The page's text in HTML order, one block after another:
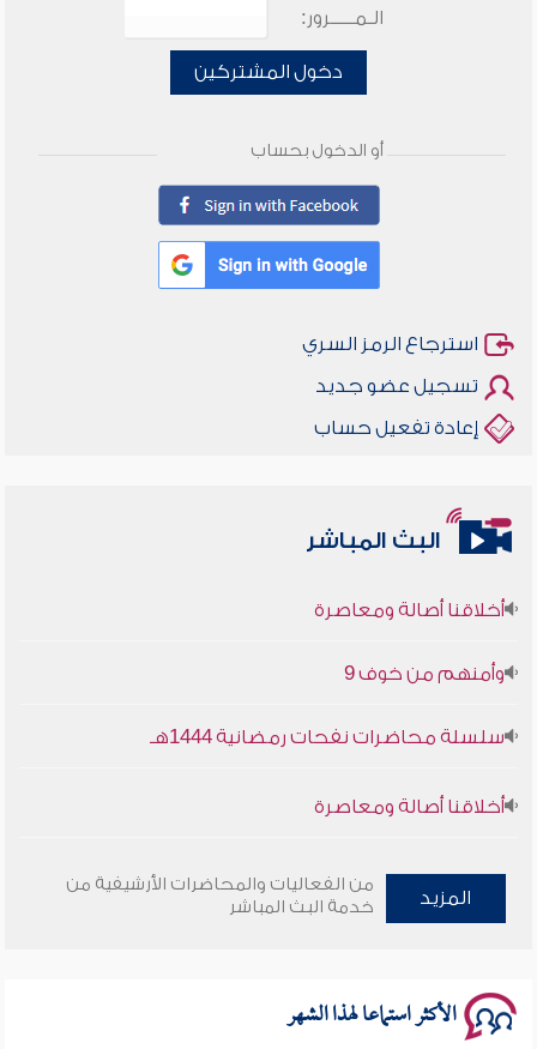
الـمـــــرور:
دخول المشتركين
أو الدخول بحساب
استرجاع الرمز السري
تسجيل عضو جديد
إعادة تفعيل حساب
البث المباشر
سلسلة محاضرات نفحات رمضانية 1444هـ
المزيد
من الفعاليات والمحاضرات الأرشيفية من
خدمة البث المباشر
الأكثر استماعا لهذا الشهر